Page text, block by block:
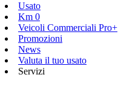
Usato
Km 0
Veicoli Commerciali Pro+
Promozioni
News
Valuta il tuo usato
Servizi